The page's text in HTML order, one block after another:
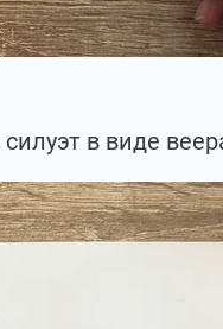
в виде